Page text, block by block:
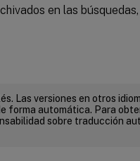
en las
Las versiones en otros
forma automática. Para
sobre traducción